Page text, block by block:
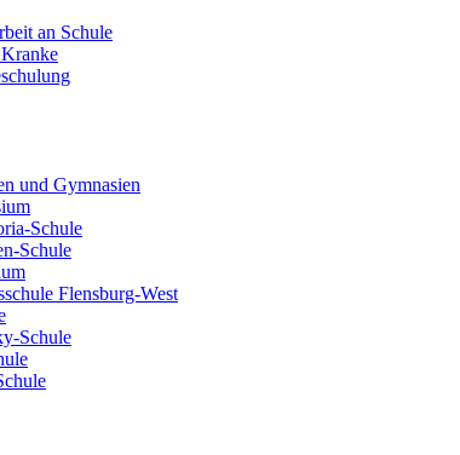
an Schule
und Gymnasien
Schule
Schule
Flensburg-West
Schule